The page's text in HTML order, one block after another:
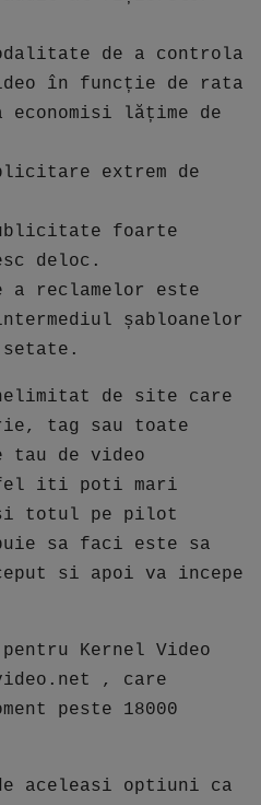
de a controla
în funcție de rata
lățime de
extrem de
foarte
deloc.
a reclamelor este
șabloanelor
de site care
tag sau toate
de video
iti poti mari
totul pe pilot
sa faci este sa
si apoi va incepe
Kernel Video
, care
peste 18000
aceleasi optiuni ca